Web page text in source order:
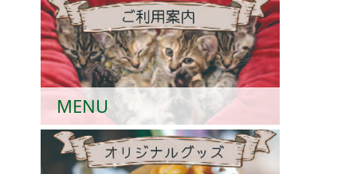
MENU